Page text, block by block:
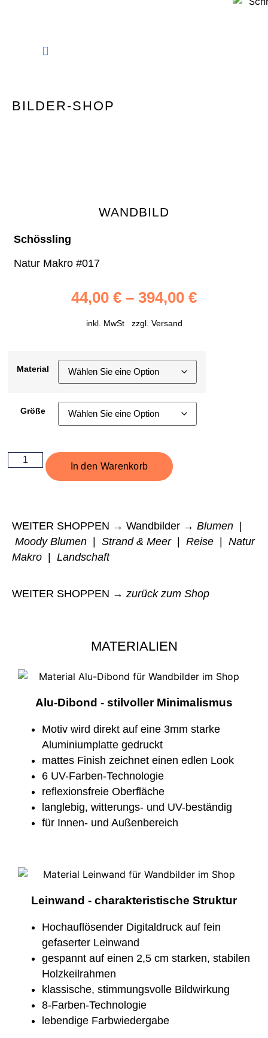
BILDER-SHOP
WANDBILD
Schössling
Natur Makro #017
44,00 € – 394,00 €
inkl. MwSt zzgl. Versand
Material
Größe
In den Warenkorb
WEITER SHOPPEN → Wandbilder → Blumen
Moody Blumen
Strand & Meer| Reise
Natur
Makro
Landschaft
WEITER SHOPPEN → zurück zum Shop
MATERIALIEN
Alu-Dibond - stilvoller Minimalismus
Motiv wird direkt auf eine 3mm starke
Aluminiumplatte gedruckt
mattes Finish zeichnet einen edlen Look
6 UV-Farben-Technologie
reflexionsfreie Oberfläche
langlebig, witterungs- und UV-beständig
für Innen- und Außenbereich
Leinwand - charakteristische Struktur
Hochauflösender Digitaldruck auf fein
gefaserter Leinwand
gespannt auf einen 2,5 cm starken, stabilen
Holzkeilrahmen
klassische, stimmungsvolle Bildwirkung
8-Farben-Technologie
lebendige Farbwiedergabe